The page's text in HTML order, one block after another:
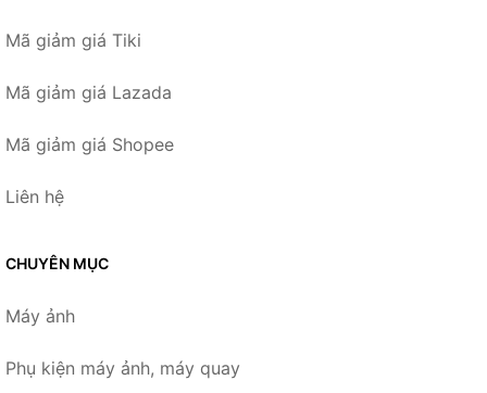
Mã giảm giá Tiki
Mã giảm giá Lazada
Mã giảm giá Shopee
Liên hệ
CHUYÊN MỤC
Máy ảnh
Phụ kiện máy ảnh, máy quay